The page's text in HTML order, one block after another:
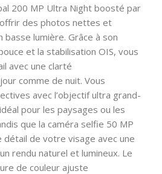
200 MP Ultra Night boosté par
offrir des photos nettes et
basse lumière. Grâce à son
et la stabilisation OIS, vous
avec une clarté
comme de nuit. Vous
avec l’objectif ultra grand-
pour les paysages ou les
que la caméra selfie 50 MP
détail de votre visage avec une
rendu naturel et lumineux. Le
de couleur ajuste